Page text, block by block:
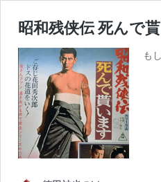
昭和残侠伝 死んで
も